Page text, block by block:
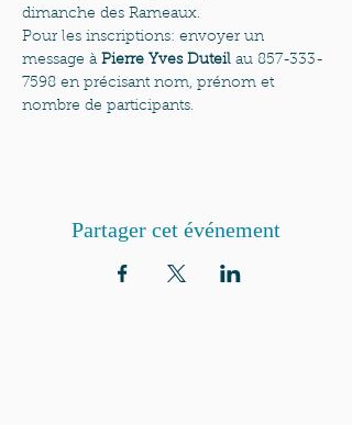
dimanche des Rameaux.
Pour les inscriptions: envoyer un
message à Pierre Yves Duteil au 857-333-
7598 en précisant nom, prénom et
nombre de participants.
Partager cet événement